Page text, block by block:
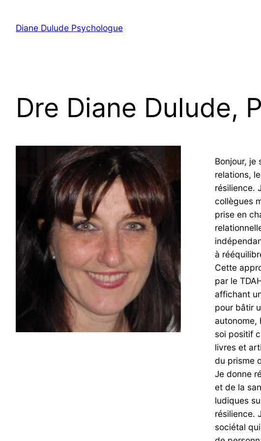
contentDiane Dulude Psychologue
Dre Diane Dulude,
Bonjour, je
relations,
résilience.
collègues
prise en
à
Cette
par le
affichant
pour bâtir
autonome,
soi positif
livres et
du prisme
Je donne
et de la
ludiques
résilience.
sociétal